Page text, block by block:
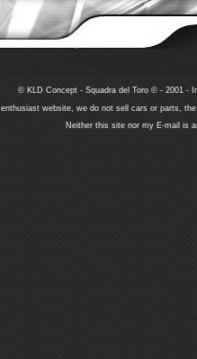
© KLD Concept - Squadra del Toro © - 2001 -
website, we do not sell cars or parts,
Neither this site nor my E-mail is